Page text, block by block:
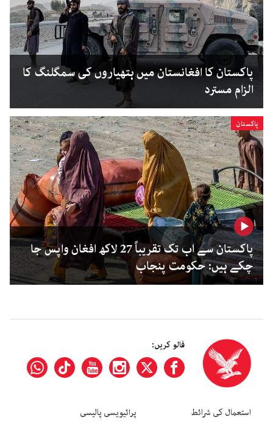
پاکستان کا افغانستان میں ہتھیاروں کی سمگلنگ کا
الزام مسترد
پاکستان
پاکستان سے اب تک تقریباً 27 لاکھ افغان واپس جا
چکے ہیں: حکومت پنجاب
فالو کریں:
استعمال کی شرائط پرائیویسی پالیسی